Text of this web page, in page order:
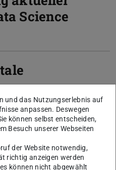
Science
eines an
und das Nutzungserlebnis auf
anpassen. Deswegen
können selbst entscheiden,
Besuch unserer Webseiten
der Website notwendig,
richtig anzeigen werden
können nicht abgewählt